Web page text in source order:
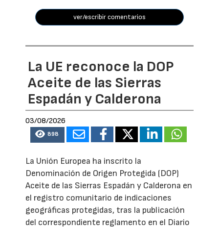
ver/escribir comentarios
La UE reconoce la DOP
Aceite de las Sierras
Espadán y Calderona
03/08/2026
898
La Unión Europea ha inscrito la
Denominación de Origen Protegida (DOP)
Aceite de las Sierras Espadán y Calderona en
el registro comunitario de indicaciones
geográficas protegidas, tras la publicación
del correspondiente reglamento en el Diario